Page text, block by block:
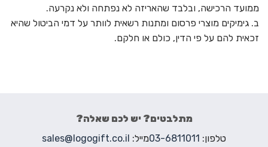
ממועד הרכישה, ובלבד שהאריזה לא נפתחה ולא נקרעה.
ב. גימיקים מוצרי פרסום ומתנות רשאית לוותר על דמי הביטול שהיא
זכאית להם על פי הדין, כולם או חלקם.
מתלבטים? יש לכם שאלה?
טלפון: 03-6811011מייל: sales@logogift.co.il